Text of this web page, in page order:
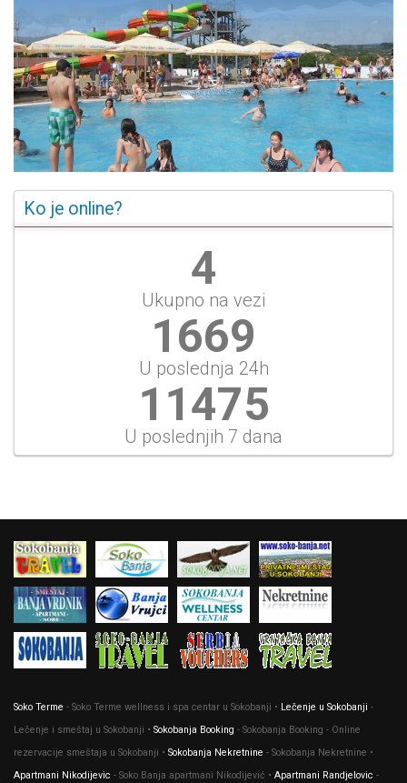
Ko je online?
4
Ukupno na vezi
1669
U poslednja 24h
11475
U poslednjih 7 dana
Soko Terme - Soko Terme wellness i spa centar u Sokobanji • Lečenje u Sokobanji -
Lečenje i smeštaj u Sokobanji • Sokobanja Booking - Sokobanja Booking - Online
rezervacije smeštaja u Sokobanji • Sokobanja Nekretnine - Sokobanja Nekretnine •
Apartmani Nikodijevic - Soko Banja apartmani Nikodijević • Apartmani Randjelovic -